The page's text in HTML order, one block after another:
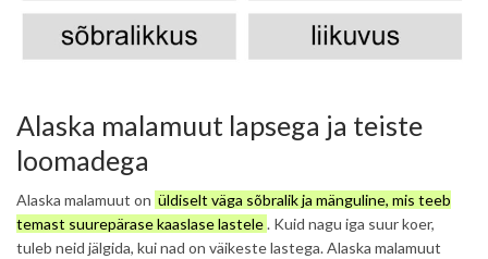
Alaska malamuut lapsega ja teiste
loomadega
Alaska malamuut on üldiselt väga sõbralik ja mänguline, mis teeb
temast suurepärase kaaslase lastele. Kuid nagu iga suur koer,
tuleb neid jälgida, kui nad on väikeste lastega. Alaska malamuut